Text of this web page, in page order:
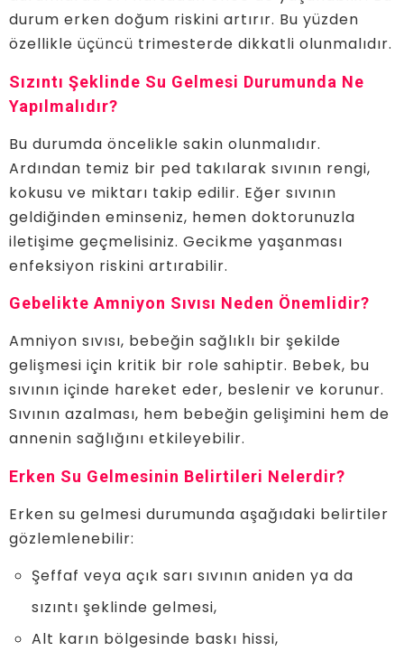
durum erken doğum riskini artırır. Bu yüzden
özellikle üçüncü trimesterde dikkatli olunmalıdır.
Sızıntı Şeklinde Su Gelmesi Durumunda Ne
Yapılmalıdır?
Bu durumda öncelikle sakin olunmalıdır.
Ardından temiz bir ped takılarak sıvının rengi,
kokusu ve miktarı takip edilir. Eğer sıvının
geldiğinden eminseniz, hemen doktorunuzla
iletişime geçmelisiniz. Gecikme yaşanması
enfeksiyon riskini artırabilir.
Gebelikte Amniyon Sıvısı Neden Önemlidir?
Amniyon sıvısı, bebeğin sağlıklı bir şekilde
gelişmesi için kritik bir role sahiptir. Bebek, bu
sıvının içinde hareket eder, beslenir ve korunur.
Sıvının azalması, hem bebeğin gelişimini hem de
annenin sağlığını etkileyebilir.
Erken Su Gelmesinin Belirtileri Nelerdir?
Erken su gelmesi durumunda aşağıdaki belirtiler
gözlemlenebilir:
Şeffaf veya açık sarı sıvının aniden ya da
sızıntı şeklinde gelmesi,
Alt karın bölgesinde baskı hissi,